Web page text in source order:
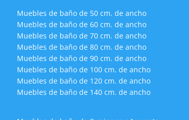
Muebles de baño de 50 cm. de ancho
Muebles de baño de 60 cm. de ancho
Muebles de baño de 70 cm. de ancho
Muebles de baño de 80 cm. de ancho
Muebles de baño de 90 cm. de ancho
Muebles de baño de 100 cm. de ancho
Muebles de baño de 120 cm. de ancho
Muebles de baño de 140 cm. de ancho